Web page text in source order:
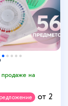
на
от 2